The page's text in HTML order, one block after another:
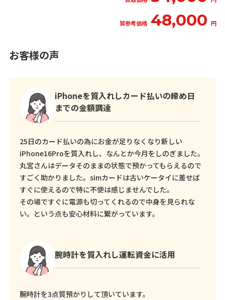
質参考価格 48,000 円
お客様の声
iPhoneを質入れしカード払いの締め日
までの金額調達
25日のカード払いの為にお金が足りなくなり新しい
iPhone16Proを質入れし、なんとか今月をしのぎました。
丸宮さんはデータそのままの状態で預かってもらえるので
すごく助かりました。simカードは古いケータイに差せば
すぐに使えるので特に不便は感じませんでした。
その場ですぐに電源も切ってくれるので中身を見られな
い。という点も安心材料に繋がっています。
腕時計を質入れし運転資金に活用
腕時計を3点質預かりして頂いています。